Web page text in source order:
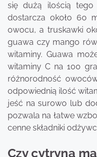
się dużą ilością tego
dostarcza około 60
owocu, a truskawki
guawa czy mango
witaminy. Guawa
witaminy C na 100
różnorodność
odpowiednią ilość
jeść na surowo lub
pozwala na łatwe
cenne składniki
Czy cytryna